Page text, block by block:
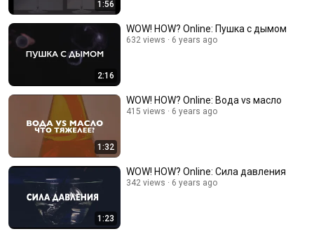
1:56
2:16
WOW! HOW? Online: Пушка с дымом
632 views 6 years ago
1:32
WOW! HOW? Online: Вода vs масло
415 views 6 years ago
1:23
WOW! HOW? Online: Сила давления
342 views 6 years ago